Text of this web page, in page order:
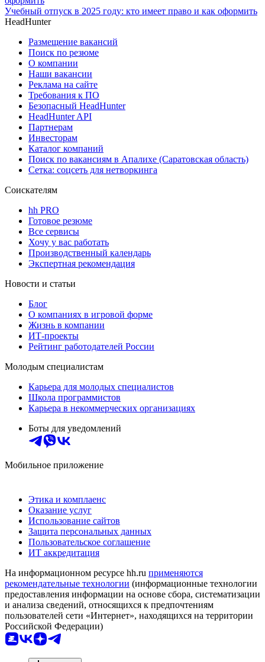
Учебный отпуск в 2025 году: кто имеет право и как оформить
HeadHunter
Размещение вакансий
Поиск по резюме
О компании
Наши вакансии
Реклама на сайте
Требования к ПО
Безопасный HeadHunter
HeadHunter API
Партнерам
Инвесторам
Каталог компаний
Поиск по вакансиям в Апалихе (Саратовская область)
Сетка: соцсеть для нетворкинга
Соискателям
hh PRO
Готовое резюме
Все сервисы
Хочу у вас работать
Производственный календарь
Экспертная рекомендация
Новости и статьи
Блог
О компаниях в игровой форме
Жизнь в компании
ИТ-проекты
Рейтинг работодателей России
Молодым специалистам
Карьера для молодых специалистов
Школа программистов
Карьера в некоммерческих организациях
Боты для уведомлений
Мобильное приложение
Этика и комплаенс
Оказание услуг
Использование сайтов
Защита персональных данных
Пользовательское соглашение
ИТ аккредитация
На информационном ресурсе hh.ru применяются
рекомендательные технологии (информационные технологии
предоставления информации на основе сбора, систематизации
и анализа сведений, относящихся к предпочтениям
пользователей сети «Интернет», находящихся на территории
Российской Федерации)